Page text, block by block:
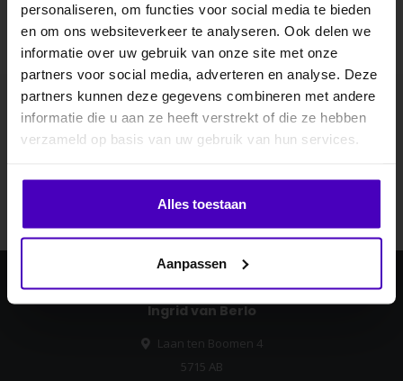
personaliseren, om functies voor social media te bieden
en om ons websiteverkeer te analyseren. Ook delen we
informatie over uw gebruik van onze site met onze
partners voor social media, adverteren en analyse. Deze
partners kunnen deze gegevens combineren met andere
informatie die u aan ze heeft verstrekt of die ze hebben
verzameld op basis van uw gebruik van hun services.
Alles toestaan
Aanpassen
Abonneer je op onze nieuwsbrief
Blijf op de hoogte over onze laatste acties
Ingrid van Berlo
Laan ten Boomen 4
5715 AB
MELD JE AAN VOOR
10% KORTING
.